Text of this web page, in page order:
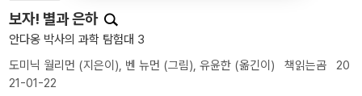
보자! 별과 은하
안다옹 박사의 과학 탐험대 3
도미닉 월리먼 (지은이), 벤 뉴먼 (그림), 유윤한 (옮긴이) 책읽는곰 20
21-01-22